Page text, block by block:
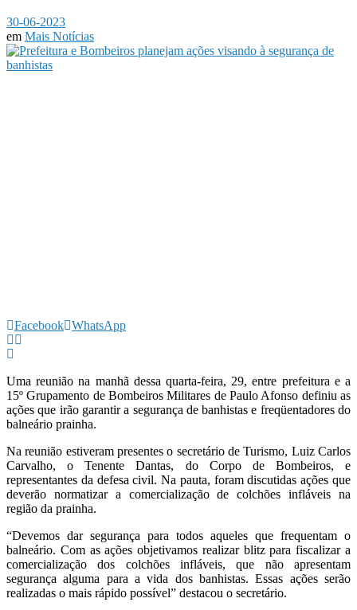
30-06-2023
em Mais Notícias
Facebook WhatsApp
Uma reunião na manhã dessa quarta-feira, 29, entre prefeitura e a
15º Grupamento de Bombeiros Militares de Paulo Afonso definiu as
ações que irão garantir a segurança de banhistas e freqüentadores do
balneário prainha.
Na reunião estiveram presentes o secretário de Turismo, Luiz Carlos
Carvalho, o Tenente Dantas, do Corpo de Bombeiros, e
representantes da defesa civil. Na pauta, foram discutidas ações que
deverão normatizar a comercialização de colchões infláveis na
região da prainha.
“Devemos dar segurança para todos aqueles que frequentam o
balneário. Com as ações objetivamos realizar blitz para fiscalizar a
comercialização dos colchões infláveis, que não apresentam
segurança alguma para a vida dos banhistas. Essas ações serão
realizadas o mais rápido possível” destacou o secretário.